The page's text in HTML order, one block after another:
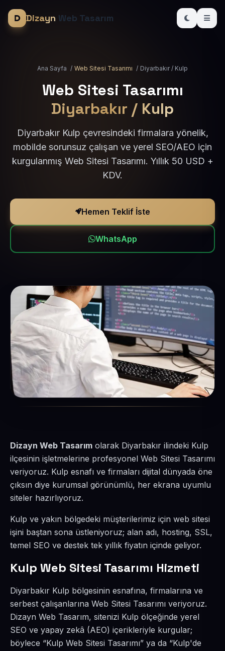
Dizayn Web Tasarım
Ana Sayfa / Web Sitesi Tasarımı / Diyarbakır / Kulp
Web Sitesi Tasarımı
Diyarbakır / Kulp
Diyarbakır Kulp çevresindeki firmalara yönelik,
mobilde sorunsuz çalışan ve yerel SEO/AEO için
kurgulanmış Web Sitesi Tasarımı. Yıllık 50 USD +
KDV.
Hemen Teklif İste
WhatsApp
Dizayn Web Tasarım olarak Diyarbakır ilindeki Kulp
ilçesinin işletmelerine profesyonel Web Sitesi Tasarımı
veriyoruz. Kulp esnafı ve firmaları dijital dünyada öne
çıksın diye kurumsal görünümlü, her ekrana uyumlu
siteler hazırlıyoruz.
Kulp ve yakın bölgedeki müşterilerimiz için web sitesi
işini baştan sona üstleniyoruz; alan adı, hosting, SSL,
temel SEO ve destek tek yıllık fiyatın içinde geliyor.
Kulp Web Sitesi Tasarımı Hizmeti
Diyarbakır Kulp bölgesinin esnafına, firmalarına ve
serbest çalışanlarına Web Sitesi Tasarımı veriyoruz.
Dizayn Web Tasarım, sitenizi Kulp ölçeğinde yerel
SEO ve yapay zekâ (AEO) içerikleriyle kurgular;
böylece “Kulp Web Sitesi Tasarımı” ya da “Kulp'de